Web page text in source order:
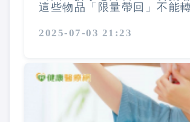
這些物品「限量帶回」不能
2025-07-03 21:23